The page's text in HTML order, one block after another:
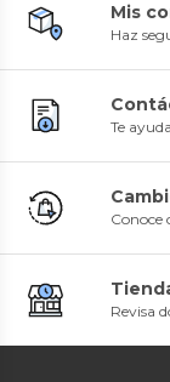
Mis
Haz
Te
Conoce
Revisa